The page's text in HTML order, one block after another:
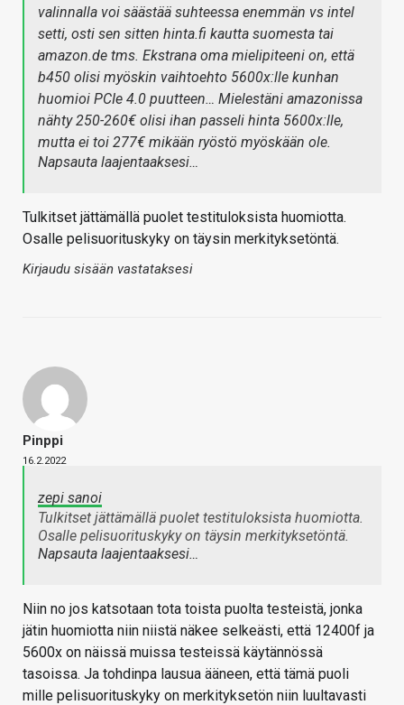
valinnalla voi säästää suhteessa enemmän vs intel
setti, osti sen sitten hinta.fi kautta suomesta tai
amazon.de tms. Ekstrana oma mielipiteeni on, että
b450 olisi myöskin vaihtoehto 5600x:lle kunhan
huomioi PCIe 4.0 puutteen… Mielestäni amazonissa
nähty 250-260€ olisi ihan passeli hinta 5600x:lle,
mutta ei toi 277€ mikään ryöstö myöskään ole.
Napsauta laajentaaksesi…
Tulkitset jättämällä puolet testituloksista huomiotta.
Osalle pelisuorituskyky on täysin merkityksetöntä.
Kirjaudu sisään vastataksesi
Pinppi
16.2.2022
zepi sanoi
Tulkitset jättämällä puolet testituloksista huomiotta.
Osalle pelisuorituskyky on täysin merkityksetöntä.
Napsauta laajentaaksesi…
Niin no jos katsotaan tota toista puolta testeistä, jonka
jätin huomiotta niin niistä näkee selkeästi, että 12400f ja
5600x on näissä muissa testeissä käytännössä
tasoissa. Ja tohdinpa lausua ääneen, että tämä puoli
mille pelisuorituskyky on merkityksetön niin luultavasti